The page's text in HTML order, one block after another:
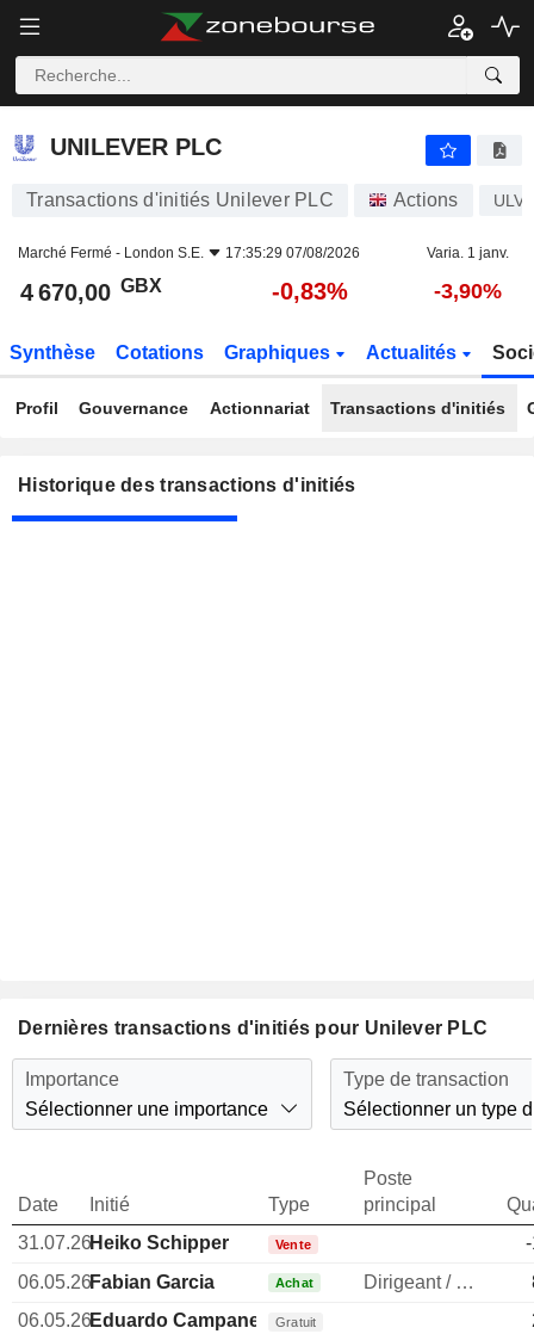
UNILEVER PLC
UNILEVER PLC
Transactions d'initiés Unilever PLC Actions
Marché Fermé - London S.E. 17:35:29 07/08/2026 Varia. 1 janv.
4 670,00 GBX -0,83% -3,90%
Synthèse Cotations Graphiques Actualités
Profil Gouvernance Actionnariat Transactions d'initiés
Historique des transactions d'initiés
Dernières transactions d'initiés pour Unilever PLC
Importance
Sélectionner une importance
Type de transaction
Sélectionner un type
Date Initié Type
Poste
principal
31.07.26Heiko Schipper Vente
06.05.26Fabian Garcia Achat Dirigeant / cadre principal
06.05.26Eduardo CampanellaGratuit